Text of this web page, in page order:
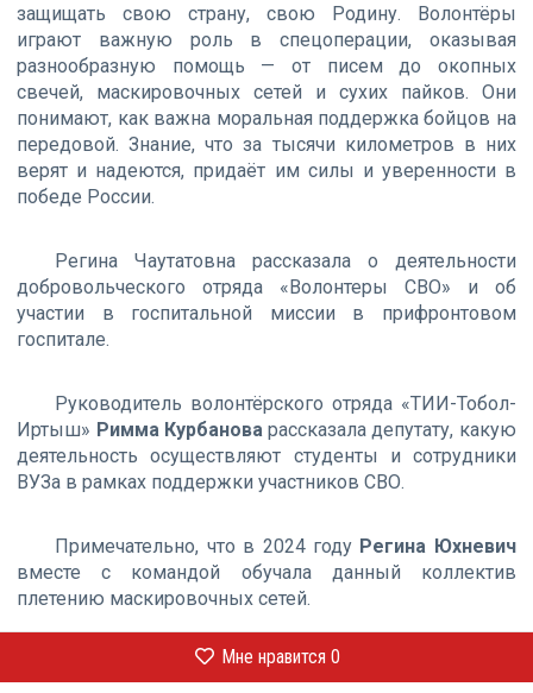
защищать свою страну, свою Родину. Волонтёры
играют важную роль в спецоперации, оказывая
разнообразную помощь — от писем до окопных
свечей, маскировочных сетей и сухих пайков. Они
понимают, как важна моральная поддержка бойцов на
передовой. Знание, что за тысячи километров в них
верят и надеются, придаёт им силы и уверенности в
победе России.
Регина Чаутатовна рассказала о деятельности
добровольческого отряда «Волонтеры СВО» и об
участии в госпитальной миссии в прифронтовом
госпитале.
Руководитель волонтёрского отряда «ТИИ-Тобол-
Иртыш» Римма Курбановарассказала депутату, какую
деятельность осуществляют студенты и сотрудники
ВУЗа в рамках поддержки участников СВО.
Примечательно, что в 2024 году Регина Юхневич
вместе с командой обучала данный коллектив
плетению маскировочных сетей.
Мне нравится 0